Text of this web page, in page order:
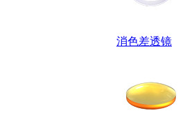
消色差透镜